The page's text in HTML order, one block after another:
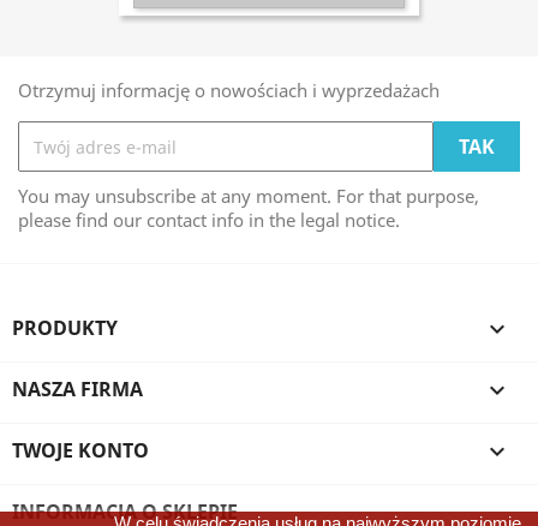
Otrzymuj informację o nowościach i wyprzedażach
You may unsubscribe at any moment. For that purpose,
please find our contact info in the legal notice.
PRODUKTY 
NASZA FIRMA 
TWOJE KONTO 
INFORMACJA O SKLEPIE